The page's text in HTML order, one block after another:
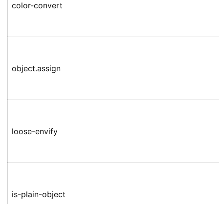
color-convert
object.assign
loose-envify
is-plain-object